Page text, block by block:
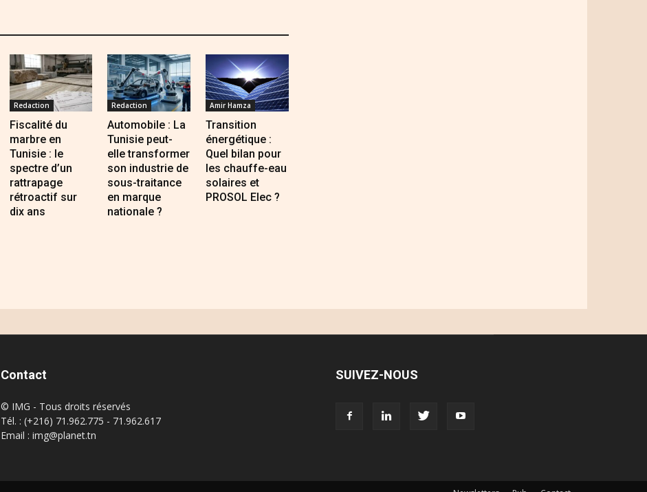
Redaction
Fiscalité du
marbre en
Tunisie : le
spectre d’un
rattrapage
rétroactif sur
dix ans
Redaction
Automobile : La
Tunisie peut-
elle transformer
son industrie de
sous-traitance
en marque
nationale ?
Amir Hamza
Transition
énergétique :
Quel bilan pour
les chauffe-eau
solaires et
PROSOL Elec ?
Contact
© IMG - Tous droits réservés
Tél. : (+216) 71.962.775 - 71.962.617
Email : img@planet.tn
SUIVEZ-NOUS